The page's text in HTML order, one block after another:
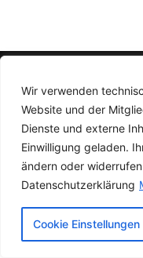
Wir verwenden
Website und der
Dienste und externe
Einwilligung geladen.
ändern oder
Datenschutzerklärung
Cookie Einstellungen